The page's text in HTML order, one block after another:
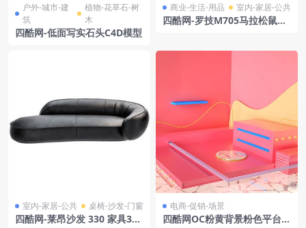
户外-城市-建
筑
植物-花草石-树
木
四酷网-低面写实石头C4D模型
商业-生活-用品 室内-家居-公共
四酷网-罗技M705马拉松鼠标
室内-家居-公共 桌椅-沙发-门窗
四酷网-莱昂沙发 330 家具3D
电商-促销-场景
四酷网OC粉黄背景粉色平台蓝